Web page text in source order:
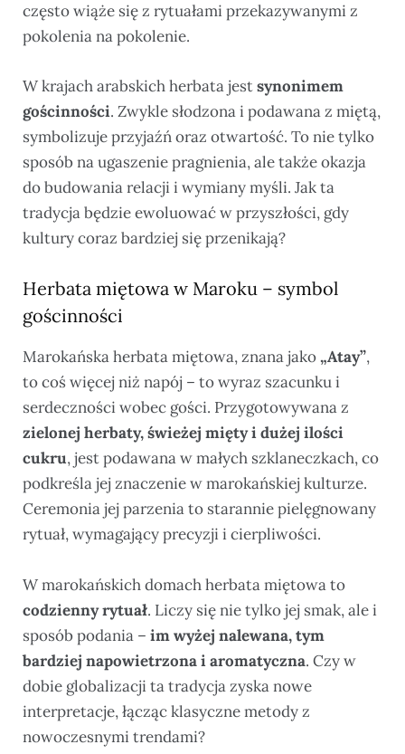
często wiąże się z rytuałami przekazywanymi z
pokolenia na pokolenie.
W krajach arabskich herbata jestsynonimem
gościnności. Zwykle słodzona i podawana z miętą,
symbolizuje przyjaźń oraz otwartość. To nie tylko
sposób na ugaszenie pragnienia, ale także okazja
do budowania relacji i wymiany myśli. Jak ta
tradycja będzie ewoluować w przyszłości, gdy
kultury coraz bardziej się przenikają?
Herbata miętowa w Maroku – symbol
gościnności
Marokańska herbata miętowa, znana jako„Atay”,
to coś więcej niż napój – to wyraz szacunku i
serdeczności wobec gości. Przygotowywana z
zielonej herbaty, świeżej mięty i dużej ilości
cukru, jest podawana w małych szklaneczkach, co
podkreśla jej znaczenie w marokańskiej kulturze.
Ceremonia jej parzenia to starannie pielęgnowany
rytuał, wymagający precyzji i cierpliwości.
W marokańskich domach herbata miętowa to
codzienny rytuał. Liczy się nie tylko jej smak, ale i
sposób podania – im wyżej nalewana, tym
bardziej napowietrzona i aromatyczna. Czy w
dobie globalizacji ta tradycja zyska nowe
interpretacje, łącząc klasyczne metody z
nowoczesnymi trendami?